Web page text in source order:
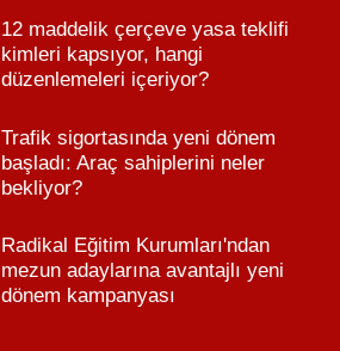
12 maddelik çerçeve yasa teklifi
kimleri kapsıyor, hangi
düzenlemeleri içeriyor?
Trafik sigortasında yeni dönem
başladı: Araç sahiplerini neler
bekliyor?
Radikal Eğitim Kurumları'ndan
mezun adaylarına avantajlı yeni
dönem kampanyası